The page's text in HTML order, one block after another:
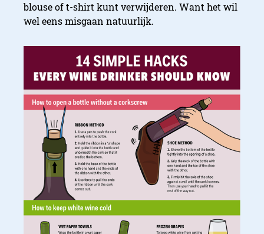
blouse of t-shirt kunt verwijderen. Want het wil
wel eens misgaan natuurlijk.